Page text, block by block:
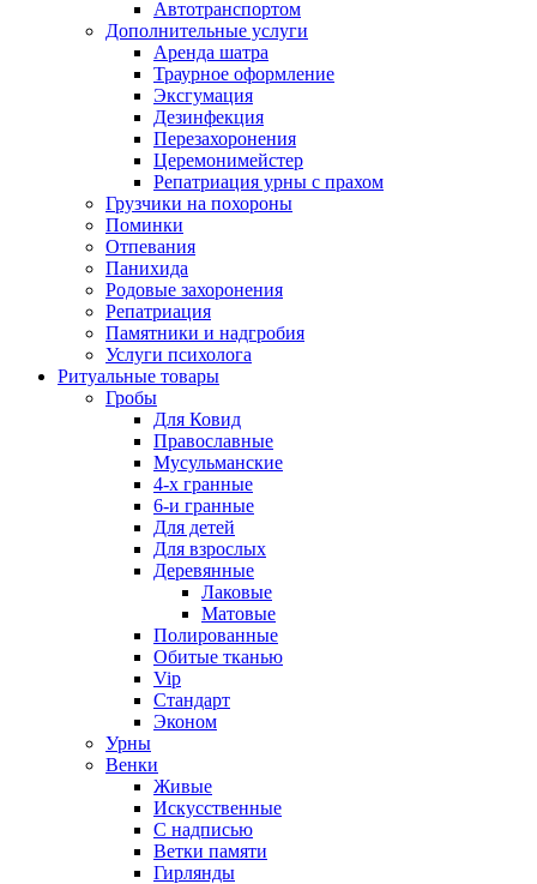
Автотранспортом
Дополнительные услуги
Аренда шатра
Траурное оформление
Эксгумация
Дезинфекция
Перезахоронения
Церемонимейстер
Репатриация урны с прахом
Грузчики на похороны
Поминки
Отпевания
Панихида
Родовые захоронения
Репатриация
Памятники и надгробия
Услуги психолога
Ритуальные товары
Гробы
Для Ковид
Православные
Мусульманские
4-х гранные
6-и гранные
Для детей
Для взрослых
Деревянные
Лаковые
Матовые
Полированные
Обитые тканью
Vip
Стандарт
Эконом
Урны
Венки
Живые
Искусственные
С надписью
Ветки памяти
Гирлянды